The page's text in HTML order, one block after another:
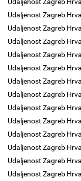
Udaljenost Zagreb
Udaljenost Zagreb
Udaljenost Zagreb
Udaljenost Zagreb
Udaljenost Zagreb
Udaljenost Zagreb
Udaljenost Zagreb
Udaljenost Zagreb
Udaljenost Zagreb
Udaljenost Zagreb
Udaljenost Zagreb
Udaljenost Zagreb
Udaljenost Zagreb